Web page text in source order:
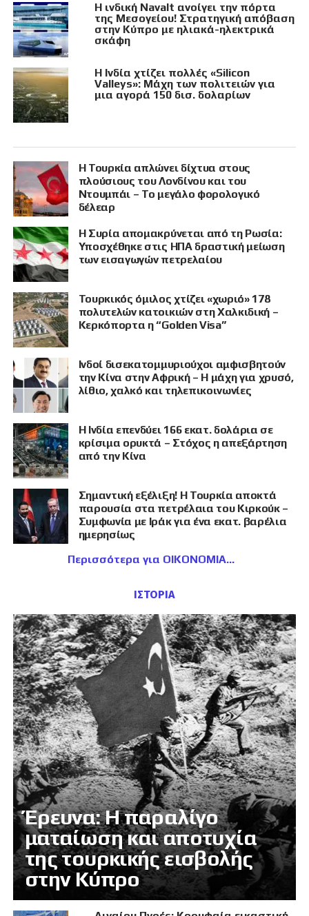
Η ινδική Navalt ανοίγει την πόρτα
της Μεσογείου! Στρατηγική απόβαση
στην Κύπρο με ηλιακά-ηλεκτρικά
σκάφη
Η Ινδία χτίζει πολλές «Silicon
Valleys»: Μάχη των πολιτειών για
μια αγορά 150 δισ. δολαρίων
Η Τουρκία απλώνει δίχτυα στους
πλούσιους του Λονδίνου και του
Ντουμπάι – Το μεγάλο φορολογικό
δέλεαρ
Η Συρία απομακρύνεται από τη Ρωσία:
Υποσχέθηκε στις ΗΠΑ δραστική μείωση
των εισαγωγών πετρελαίου
Τουρκικός όμιλος χτίζει «χωριό» 178
πολυτελών κατοικιών στη Χαλκιδική –
Κερκόπορτα η “Golden Visa”
Ινδοί δισεκατομμυριούχοι αμφισβητούν
την Κίνα στην Αφρική – Η μάχη για χρυσό,
λίθιο, χαλκό και τηλεπικοινωνίες
Η Ινδία επενδύει 166 εκατ. δολάρια σε
κρίσιμα ορυκτά – Στόχος η απεξάρτηση
από την Κίνα
Σημαντική εξέλιξη! Η Τουρκία αποκτά
παρουσία στα πετρέλαια του Κιρκούκ –
Συμφωνία με Ιράκ για ένα εκατ. βαρέλια
ημερησίως
Περισσότερα για ΟΙΚΟΝΟΜΙΑ
ΙΣΤΟΡΙΑ
Έρευνα: Η παραλίγο
ματαίωση και αποτυχία
της τουρκικής εισβολής
στην Κύπρο